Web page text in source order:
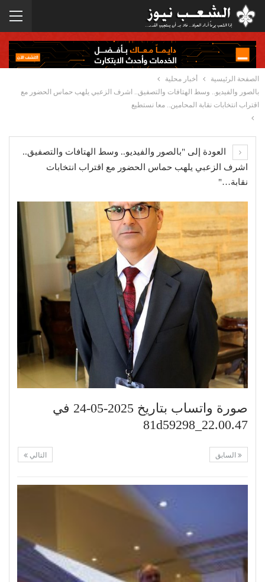
الصفحة الرئيسية
أخبار محلية
بالصور والفيديو.. وسط الهتافات والتصفيق.. اشرف الزعبي يلهب حماس الحضور مع
اقتراب انتخابات نقابة المحامين.. معا نستطيع
العودة إلى "بالصور والفيديو.. وسط الهتافات والتصفيق..
اشرف الزعبي يلهب حماس الحضور مع اقتراب انتخابات
نقابة…"
صورة واتساب بتاريخ 2025-05-24 في
22.00.47_81d59298
التالي السابق